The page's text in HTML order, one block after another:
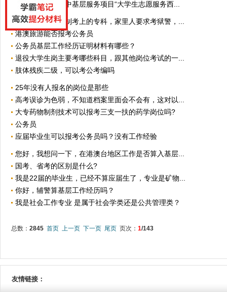
公考报名职位表中基层服务项目“大学生志愿服务西...
我现在是内高学制考上的专科，家里人要求考狱警，...
港澳旅游能否报考公务员
公务员基层工作经历证明材料有哪些？
退役大学生岗主要考哪些科目，跟其他岗位考试的一...
肢体残疾二级，可以考公考编吗
25年没有人报名的岗位是那些
高考误诊为色弱，不知道档案里面会不会有，这对以...
大专药物制剂技术可以报考三支一扶的药学岗位吗?
公务员
应届毕业生可以报考公务员吗？没有工作经验
您好，我想问一下，在港澳台地区工作是否算入基层...
国考、省考的区别是什么?
我是22届的毕业生，已经不算应届生了，专业是矿物...
你好，辅警算基层工作经历吗？
我是社会工作专业 是属于社会学类还是公共管理类？
总数： 2845 首页 上一页 下一页 尾页 页次： 1/143
友情链接：